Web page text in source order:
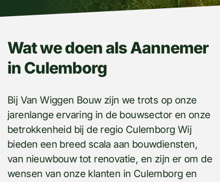
Wat we doen als Aannemer
in Culemborg
Bij Van Wiggen Bouw zijn we trots op onze
jarenlange ervaring in de bouwsector en onze
betrokkenheid bij de regio Culemborg Wij
bieden een breed scala aan bouwdiensten,
van nieuwbouw tot renovatie, en zijn er om de
wensen van onze klanten in Culemborg en